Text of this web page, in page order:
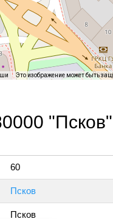
Это изображение может быть
"Псков"
60
Псков
Псков